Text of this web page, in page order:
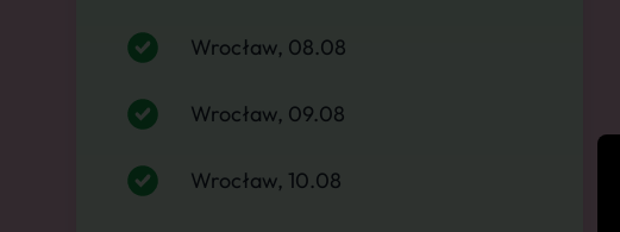
Wrocław, 08.08
Wrocław, 09.08
Wrocław, 10.08